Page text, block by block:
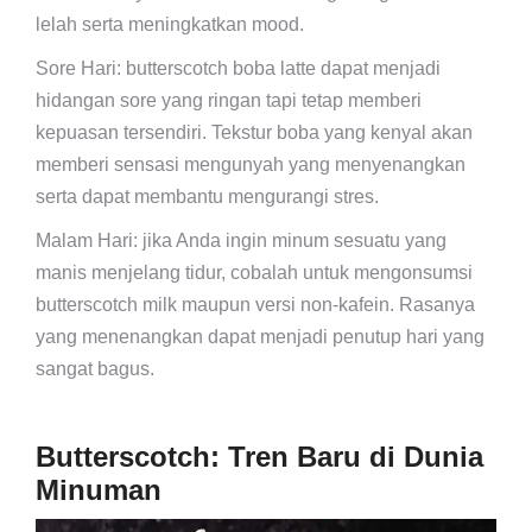
lelah serta meningkatkan mood.
Sore Hari: butterscotch boba latte dapat menjadi
hidangan sore yang ringan tapi tetap memberi
kepuasan tersendiri. Tekstur boba yang kenyal akan
memberi sensasi mengunyah yang menyenangkan
serta dapat membantu mengurangi stres.
Malam Hari: jika Anda ingin minum sesuatu yang
manis menjelang tidur, cobalah untuk mengonsumsi
butterscotch milk maupun versi non-kafein. Rasanya
yang menenangkan dapat menjadi penutup hari yang
sangat bagus.
Butterscotch: Tren Baru di Dunia
Minuman